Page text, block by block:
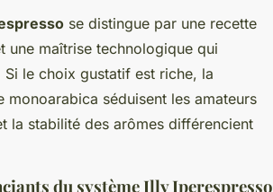
se distingue par une recette
une maîtrise technologique qui
le choix gustatif est riche, la
séduisent les amateurs
la stabilité des arômes différencient
du système Illy Iperespresso